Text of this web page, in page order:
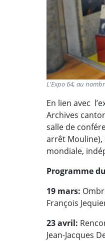
L'Expo 64, au
En lien avec
Archives
salle de
arrêt Mouline),
mondiale,
Programme
19 mars:
François
23 avril:
Jean-Jacques